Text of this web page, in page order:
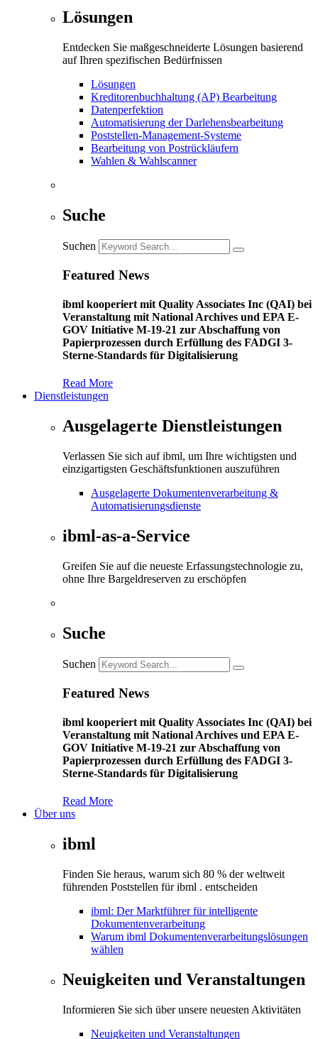
Lösungen
Entdecken Sie maßgeschneiderte Lösungen basierend
auf Ihren spezifischen Bedürfnissen
Lösungen
Kreditorenbuchhaltung (AP) Bearbeitung
Datenperfektion
Automatisierung der Darlehensbearbeitung
Poststellen-Management-Systeme
Bearbeitung von Postrückläufern
Wahlen & Wahlscanner
Suche
Suchen
Featured News
ibml kooperiert mit Quality Associates Inc (QAI) bei
Veranstaltung mit National Archives und EPA E-
GOV Initiative M-19-21 zur Abschaffung von
Papierprozessen durch Erfüllung des FADGI 3-
Sterne-Standards für Digitalisierung
Read More
Dienstleistungen
Ausgelagerte Dienstleistungen
Verlassen Sie sich auf ibml, um Ihre wichtigsten und
einzigartigsten Geschäftsfunktionen auszuführen
Ausgelagerte Dokumentenverarbeitung &
Automatisierungsdienste
ibml-as-a-Service
Greifen Sie auf die neueste Erfassungstechnologie zu,
ohne Ihre Bargeldreserven zu erschöpfen
Suche
Suchen
Featured News
ibml kooperiert mit Quality Associates Inc (QAI) bei
Veranstaltung mit National Archives und EPA E-
GOV Initiative M-19-21 zur Abschaffung von
Papierprozessen durch Erfüllung des FADGI 3-
Sterne-Standards für Digitalisierung
Read More
Über uns
ibml
Finden Sie heraus, warum sich 80 % der weltweit
führenden Poststellen für ibml . entscheiden
ibml: Der Marktführer für intelligente
Dokumentenverarbeitung
Warum ibml Dokumentenverarbeitungslösungen
wählen
Neuigkeiten und Veranstaltungen
Informieren Sie sich über unsere neuesten Aktivitäten
Neuigkeiten und Veranstaltungen